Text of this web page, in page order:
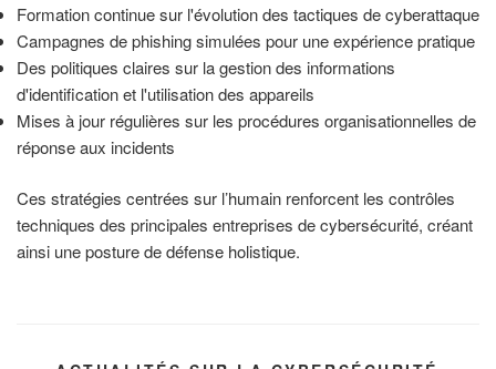
Formation continue sur l'évolution des tactiques de cyberattaque
Campagnes de phishing simulées pour une expérience pratique
Des politiques claires sur la gestion des informations
d'identification et l'utilisation des appareils
Mises à jour régulières sur les procédures organisationnelles de
réponse aux incidents
Ces stratégies centrées sur l’humain renforcent les contrôles
techniques des principales entreprises de cybersécurité, créant
ainsi une posture de défense holistique.